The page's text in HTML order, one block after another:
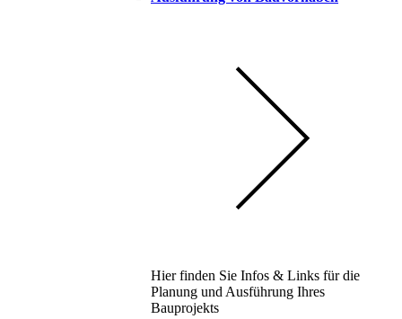
Hier finden Sie Infos & Links für die
Planung und Ausführung Ihres
Bauprojekts